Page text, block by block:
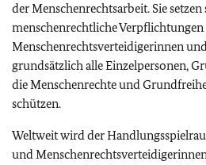
der Menschenrechtsarbeit. Sie setzen
menschenrechtliche
Menschenrechtsverteidigerinnen
grundsätzlich alle Einzelpersonen,
die Menschenrechte und
schützen.
Weltweit wird der
und